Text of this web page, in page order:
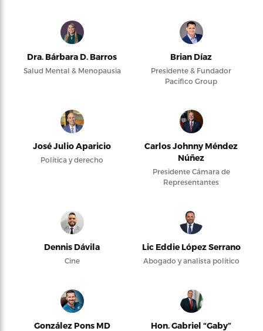
Dra. Bárbara D. Barros
Salud Mental & Menopausia
Brian Díaz
Presidente & Fundador
Pacifico Group
José Julio Aparicio
Política y derecho
Carlos Johnny Méndez
Núñez
Presidente Cámara de
Representantes
Dennis Dávila
Cine
Lic Eddie López Serrano
Abogado y analista político
González Pons MD
Hon. Gabriel “Gaby”